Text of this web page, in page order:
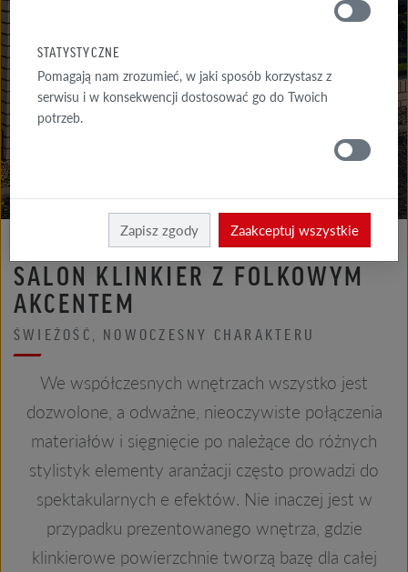
GALERIA
ELEWACJA
SALON KLINKIER Z FOLKOWYM
AKCENTEM
ŚWIEŻOŚĆ, NOWOCZESNY CHARAKTERU
We współczesnych wnętrzach wszystko jest
dozwolone, a odważne, nieoczywiste połączenia
materiałów i sięgnięcie po należące do różnych
stylistyk elementy aranżacji często prowadzi do
spektakularnych e efektów. Nie inaczej jest w
przypadku prezentowanego wnętrza, gdzie
klinkierowe powierzchnie tworzą bazę dla całej
STATYSTYCZNE
Pomagają nam zrozumieć, w jaki sposób korzystasz z
serwisu i w konsekwencji dostosować go do Twoich
potrzeb.
Zapisz zgody Zaakceptuj wszystkie